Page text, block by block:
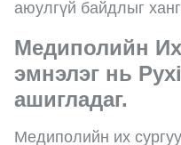
аюулгүй байдлыг
Медиполийн
эмнэлэг нь
ашигладаг.
Медиполийн их